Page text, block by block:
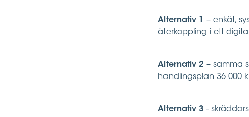
Alternativ 1 – enkät,
återkoppling i ett
Alternativ 2 – samma
handlingsplan 36 000
Alternativ 3 -